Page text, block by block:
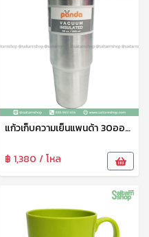
แก้วเก็บความเย็นแพนด้า 30ออนซ์ รุ่นH30 Panda
฿ 1,380 / โหล